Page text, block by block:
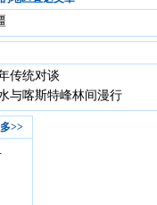
传统对谈
与喀斯特峰林间漫行
>>